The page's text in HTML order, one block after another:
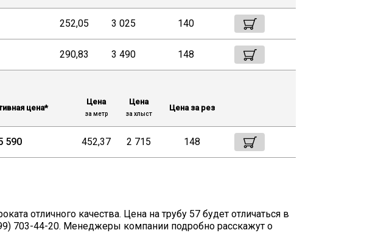
252,05 3 025 140
290,83 3 490 148
цена*
Цена
за метр
Цена
за хлыст
Цена за рез
590 452,37 2 715 148
отличного качества. Цена на трубу 57 будет отличаться в
703-44-20. Менеджеры компании подробно расскажут о